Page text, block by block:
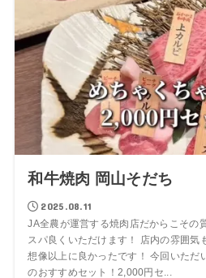
和牛焼肉 岡山そだち
2025.08.11
JA全農が運営する焼肉店だからこその
スパ良くいただけます！ 店内の雰囲気
想像以上に良かったです！ 今回いた
のおすすめセット！2,000円セ...